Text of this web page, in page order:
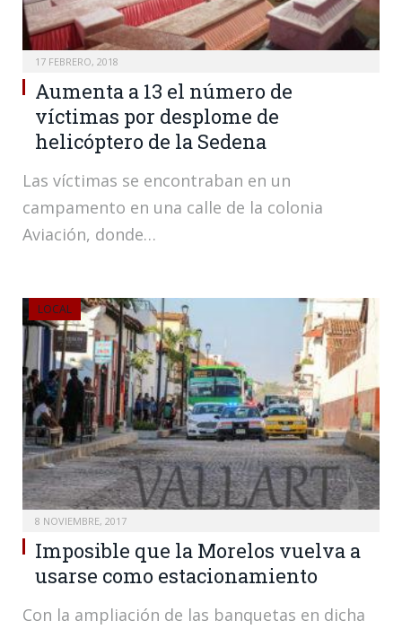
17 FEBRERO, 2018
Aumenta a 13 el número de
víctimas por desplome de
helicóptero de la Sedena
Las víctimas se encontraban en un
campamento en una calle de la colonia
Aviación, donde…
LOCAL
8 NOVIEMBRE, 2017
Imposible que la Morelos vuelva a
usarse como estacionamiento
Con la ampliación de las banquetas en dicha